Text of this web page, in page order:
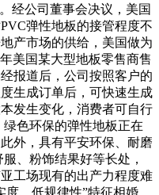
经公司董事会决议，美国
弹性地板的接管程度不
产市场的供给，美国做为
美国某大型地板零售商售
报道后，公司按照客户的
生成订单后，可快速生成
发生变化，消费者可自行
色环保的弹性地板正在
外，具有平安环保、耐磨
、粉饰结果好等长处，
工场现有的出产力程度难
度、低规律性”特征相婚